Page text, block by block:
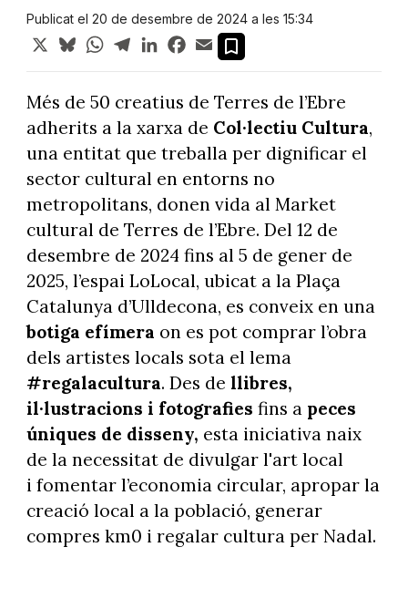
Publicat el 20 de desembre de 2024 a les 15:34
X BlueskyWhatsApp
TelegramLinkedInFacebook
Email
Més de 50 creatius de Terres de l’Ebre
adherits a la xarxa de Col·lectiu Cultura,
una entitat que treballa per dignificar el
sector cultural en entorns no
metropolitans, donen vida al Market
cultural de Terres de l’Ebre. Del 12 de
desembre de 2024 fins al 5 de gener de
2025, l’espai LoLocal, ubicat a la Plaça
Catalunya d’Ulldecona, es conveix en una
botiga efímera on es pot comprar l’obra
dels artistes locals sota el lema
#regalacultura. Des de llibres,
il·lustracions i fotografies fins a peces
úniques de disseny, esta iniciativa naix
de la necessitat de divulgar l'art local
i fomentar l’economia circular, apropar la
creació local a la població, generar
compres km0 i regalar cultura per Nadal.